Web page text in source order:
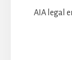
AIA legal